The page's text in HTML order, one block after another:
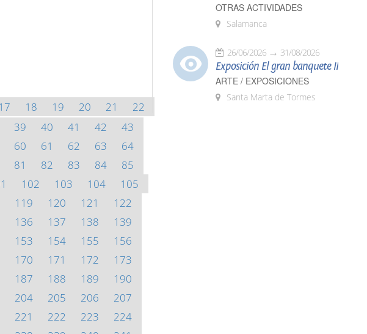
17 18 19 20 21
22
39 40 41 42
43
60 61 62 63
64
81 82 83 84
85
102 103 104
105
119 120 121
122
136 137 138
139
153 154 155
156
170 171 172
173
187 188 189
190
204 205 206
207
221 222 223
224
OTRAS ACTIVIDADES
Salamanca
26/06/2026 31/08/2026
Exposición El gran banquete II
ARTE / EXPOSICIONES
Santa Marta de Tormes